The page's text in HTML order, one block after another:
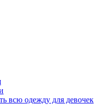
всю одежду для девочек